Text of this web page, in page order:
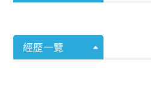
經歷一覽